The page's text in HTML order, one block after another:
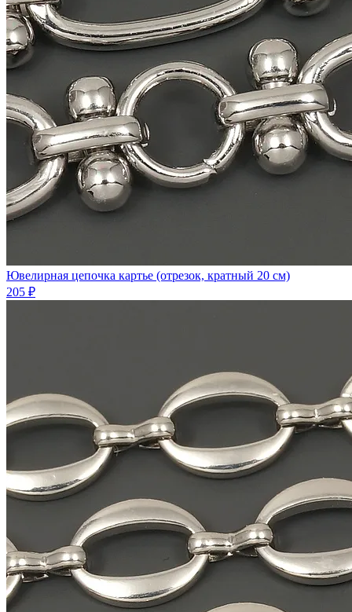
Ювелирная цепочка картье (отрезок, кратный 20 см)
205 ₽